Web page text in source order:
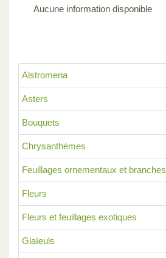
Alstromeria
Asters
Bouquets
Chrysanthèmes
Feuillages ornementaux et branches
Fleurs
Fleurs et feuillages exotiques
Glaïeuls
Aucune information disponible